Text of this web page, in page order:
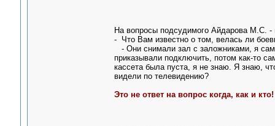
На вопросы подсудимого Айдарова М.С. -
- Что Вам известно о том, велась ли
- Они снимали зал с заложниками, я
приказывали подключить, потом как-то
кассета была пуста, я не знаю. Я знаю,
видели по телевидению?
Это не ответ на вопрос когда, как и кто!